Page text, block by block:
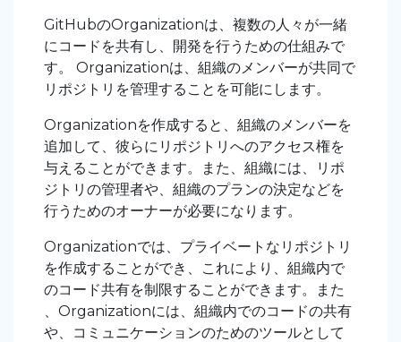
GitHubのOrganizationは、複数の人々が一緒
にコードを共有し、開発を行うための仕組みで
す。 Organizationは、組織のメンバーが共同で
リポジトリを管理することを可能にします。
Organizationを作成すると、組織のメンバーを
追加して、彼らにリポジトリへのアクセス権を
与えることができます。また、組織には、リポ
ジトリの管理者や、組織のプランの決定などを
行うためのオーナーが必要になります。
Organizationでは、プライベートなリポジトリ
を作成することができ、これにより、組織内で
のコード共有を制限することができます。また
、Organizationには、組織内でのコードの共有
や、コミュニケーションのためのツールとして